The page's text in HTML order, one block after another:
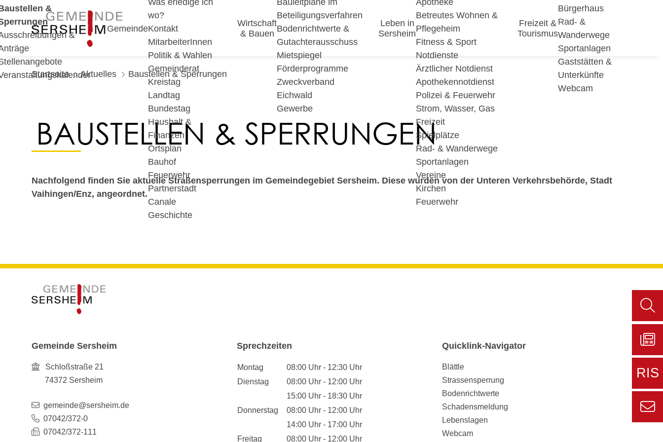
&
&
Gemeinde
wo?
Kontakt
MitarbeiterInnen
Politik & Wahlen
Gemeinderat
Kreistag
Landtag
Bundestag
Haushalt &
Finanzen
Ortsplan
Bauhof
Feuerwehr
Partnerstadt
Canale
Geschichte
Wirtschaft
& Bauen
Beteiligungsverfahren
Bodenrichtwerte &
Gutachterausschuss
Mietspiegel
Förderprogramme
Zweckverband
Eichwald
Gewerbe
Leben in
Sersheim
Betreutes Wohnen &
Pflegeheim
Fitness & Sport
Notdienste
Ärztlicher Notdienst
Apothekennotdienst
Polizei & Feuerwehr
Strom, Wasser, Gas
Freizeit
Spielplätze
Rad- & Wanderwege
Sportanlagen
Vereine
Kirchen
Feuerwehr
Freizeit &
Tourismus
Bürgerhaus
Rad- &
Wanderwege
Sportanlagen
Gaststätten &
Unterkünfte
Webcam
Startseite Aktuelles Baustellen & Sperrungen
BAUSTELLEN & SPERRUNGEN
Nachfolgend finden Sie aktuelle Straßensperrungen im Gemeindegebiet Sersheim. Diese wurden von der Unteren Verkehrsbehörde, Stadt
Vaihingen/Enz, angeordnet.
Gemeinde Sersheim
Schloßstraße 21
74372 Sersheim
gemeinde@sersheim.de
07042/372-0
07042/372-111
Sprechzeiten
Montag
08:00 Uhr - 12:30 Uhr
Dienstag
08:00 Uhr - 12:00 Uhr
15:00 Uhr - 18:30 Uhr
Donnerstag
08:00 Uhr - 12:00 Uhr
14:00 Uhr - 17:00 Uhr
Freitag
08:00 Uhr - 12:00 Uhr
Quicklink-Navigator
Blättle
Strassensperrung
Bodenrichtwerte
Schadensmeldung
Lebenslagen
Webcam
Zu
RIS
Seite